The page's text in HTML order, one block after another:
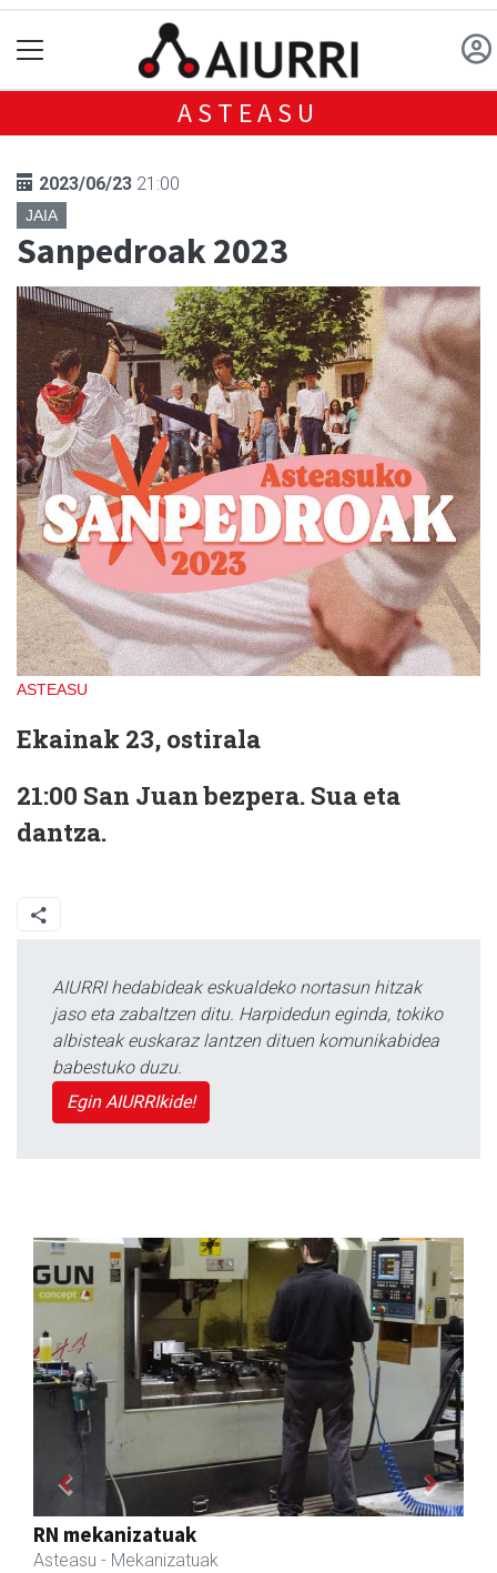
ASTEASU
2023/06/23 21:00
JAIA
Sanpedroak 2023
ASTEASU
Ekainak 23, ostirala
21:00 San Juan bezpera. Sua eta
dantza.
AIURRI hedabideak eskualdeko nortasun hitzak
jaso eta zabaltzen ditu. Harpidedun eginda, tokiko
albisteak euskaraz lantzen dituen komunikabidea
babestuko duzu.
Egin AIURRIkide!
Ados muntaiak
Asteasu - Muntaiak
Previous Next